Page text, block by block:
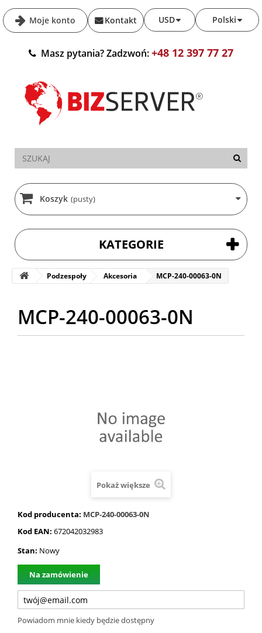
Moje konto Polski
USD
Kontakt
Masz pytania? Zadzwoń:+48 12 397 77 27
Koszyk (pusty)
KATEGORIE
Podzespoły Akcesoria MCP-240-00063-0N
MCP-240-00063-0N
Pokaż większe
Kod producenta: MCP-240-00063-0N
Kod EAN: 672042032983
Stan: Nowy
Na zamówienie
Powiadom mnie kiedy będzie dostępny